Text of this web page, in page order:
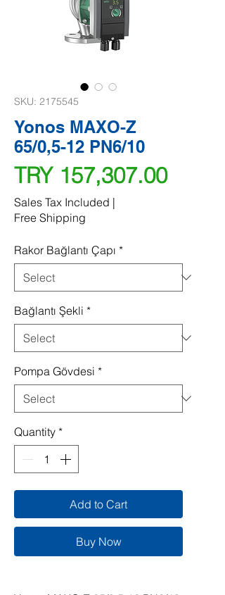
SKU: 2175545
Yonos MAXO-Z
65/0,5-12 PN6/10
TRY 157,307.00Price
Sales Tax Included |
Free Shipping
Rakor Bağlantı Çapı *
Bağlantı Şekli *
Pompa Gövdesi *
Quantity *
Add to Cart
Buy Now